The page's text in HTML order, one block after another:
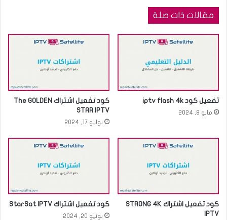
مقالات ذات صلة
تفعيل كود iptv flash 4k
مايو 8, 2024
كود تفعيل اشتراك The GOLDEN
STAR IPTV
يوليو 17, 2024
كود تفعيل اشتراك STRONG 4K
IPTV
كود تفعيل اشتراك StarSat IPTV
يونيو 20, 2024